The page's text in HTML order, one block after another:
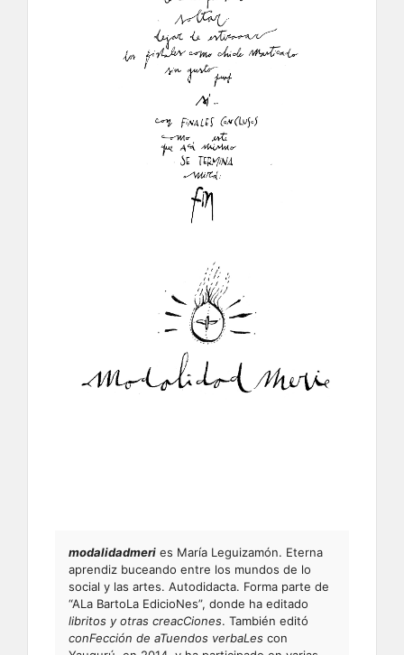
modalidadmeri es María Leguizamón. Eterna
aprendiz buceando entre los mundos de lo
social y las artes. Autodidacta. Forma parte de
“ALa BartoLa EdicioNes”, donde ha editado
libritos y otras creacCiones. También editó
conFección de aTuendos verbaLes con